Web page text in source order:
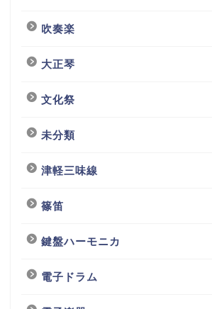
吹奏楽
大正琴
文化祭
未分類
津軽三味線
篠笛
鍵盤ハーモニカ
電子ドラム